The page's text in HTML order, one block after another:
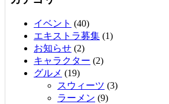
イベント (40)
エキストラ募集 (1)
お知らせ (2)
キャラクター (2)
グルメ (19)
スウィーツ (3)
ラーメン (9)